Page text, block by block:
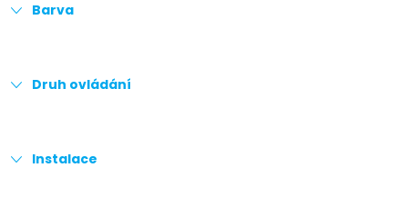
Barva
Druh ovládání
Instalace